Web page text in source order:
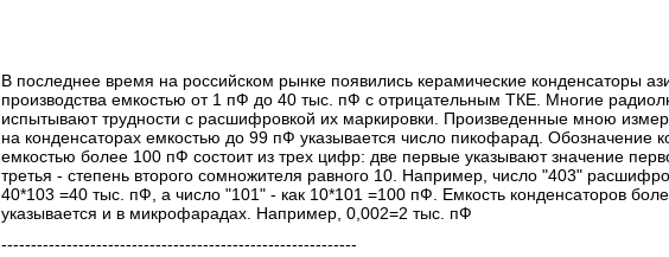
В последнее время на российском рынке появились керамические конденсаторы
производства емкостью от 1 пФ до 40 тыс. пФ с отрицательным ТКЕ. Многие
испытывают трудности с расшифровкой их маркировки. Произведенные мною
на конденсаторах емкостью до 99 пФ указывается число пикофарад. Обозначение
емкостью более 100 пФ состоит из трех цифр: две первые указывают значение
третья - степень второго сомножителя равного 10. Например, число "403"
40*103 =40 тыс. пФ, а число "101" - как 10*101 =100 пФ. Емкость конденсаторов
указывается и в микрофарадах. Например, 0,002=2 тыс. пФ
------------------------------------------------------------